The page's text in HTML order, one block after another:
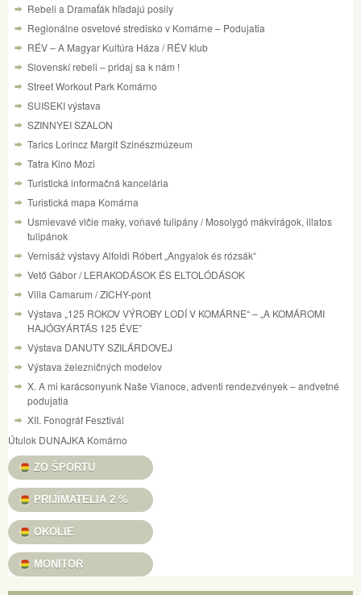
Rebeli a Dramaťák hľadajú posily
Regionálne osvetové stredisko v Komárne – Podujatia
RÉV – A Magyar Kultúra Háza / RÉV klub
Slovenskí rebeli – pridaj sa k nám !
Street Workout Park Komárno
SUISEKI výstava
SZINNYEI SZALON
Tarics Lorincz Margit Szinészmúzeum
Tatra Kino Mozi
Turistická informačná kancelária
Turistická mapa Komárna
Usmievavé vlčie maky, voňavé tulipány / Mosolygó mákvirágok, illatos
tulipánok
Vernisáž výstavy Alfoldi Róbert „Angyalok és rózsák“
Vető Gábor / LERAKODÁSOK ÉS ELTOLÓDÁSOK
Villa Camarum / ZICHY-pont
Výstava „125 ROKOV VÝROBY LODÍ V KOMÁRNE“ – „A KOMÁROMI
HAJÓGYÁRTÁS 125 ÉVE”
Výstava DANUTY SZILÁRDOVEJ
Výstava železničných modelov
X. A mi karácsonyunk Naše Vianoce, adventi rendezvények – andvetné
podujatia
XII. Fonográf Fesztivál
Útulok DUNAJKA Komárno
ZO ŠPORTU
PRIJÍMATELIA 2 %
OKOLIE
MONITOR